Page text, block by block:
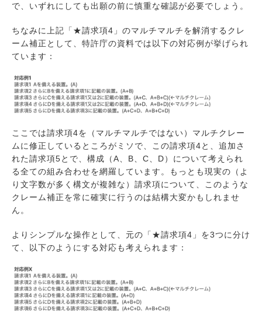
で、いずれにしても出願の前に慎重な確認が必要でしょう。
ちなみに上記「★請求項4」のマルチマルチを解消するクレ
ーム補正として、特許庁の資料では以下の対応例が挙げられ
ています：
ここでは請求項4を（マルチマルチではない）マルチクレー
ムに修正しているところがミソで、この請求項4と、追加さ
れた請求項5とで、構成（A、B、C、D）について考えられ
る全ての組み合わせを網羅しています。もっとも現実の（よ
り文字数が多く構文が複雑な）請求項について、このような
クレーム補正を常に確実に行うのは結構大変かもしれませ
ん。
よりシンプルな操作として、元の「★請求項4」を3つに分け
て、以下のようにする対応も考えられます：